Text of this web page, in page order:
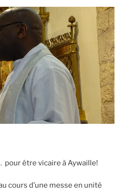
pour être vicaire à Aywaille!
cours d’une messe en unité